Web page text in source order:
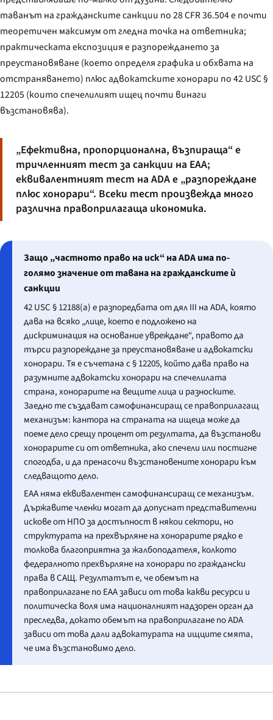
таванът на гражданските санкции по 28 CFR 36.504 е почти
теоретичен максимум от гледна точка на ответника;
практическата експозиция е разпореждането за
преустановяване (което определя графика и обхвата на
отстраняването) плюс адвокатските хонорари по 42 USC §
12205 (които спечелилият ищец почти винаги
възстановява).
„Ефективна, пропорционална, възпираща“ е
тричленният тест за санкции на EAA;
еквивалентният тест на ADA е „разпореждане
плюс хонорари“. Всеки тест произвежда много
различна правоприлагаща икономика.
Защо „частното право на иск“ на ADA има по-
голямо значение от тавана на гражданските ѝ
санкции
42 USC § 12188(a) е разпоредбата от дял III на ADA, която
дава на всяко „лице, което е подложено на
дискриминация на основание увреждане“, правото да
търси разпореждане за преустановяване и адвокатски
хонорари. Тя е съчетана с § 12205, който дава право на
разумните адвокатски хонорари на спечелилата
страна, хонорарите на вещите лица и разноските.
Заедно те създават самофинансиращ се правоприлагащ
механизъм: кантора на страната на ищеца може да
поеме дело срещу процент от резултата, да възстанови
хонорарите си от ответника, ако спечели или постигне
спогодба, и да пренасочи възстановените хонорари към
следващото дело.
EAA няма еквивалентен самофинансиращ се механизъм.
Държавите членки могат да допуснат представителни
искове от НПО за достъпност в някои сектори, но
структурата на прехвърляне на хонорарите рядко е
толкова благоприятна за жалбоподателя, колкото
федералното прехвърляне на хонорари по граждански
права в САЩ. Резултатът е, че обемът на
правоприлагане по EAA зависи от това какви ресурси и
политическа воля има националният надзорен орган да
преследва, докато обемът на правоприлагане по ADA
зависи от това дали адвокатурата на ищците смята,
че има възстановимо дело.